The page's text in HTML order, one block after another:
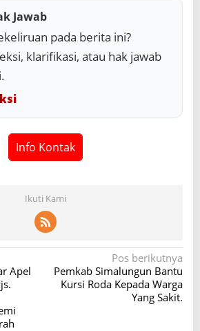
Jawab
pada berita ini?
klarifikasi, atau hak jawab
Info Kontak
Ikuti Kami
Apel
Pos berikutnya
Pemkab Simalungun Bantu
Kursi Roda Kepada Warga
Yang Sakit.